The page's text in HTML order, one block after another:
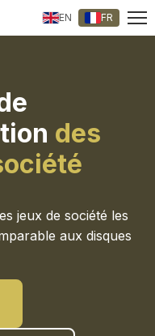
EN FR
des
jeux de société les
aux disques